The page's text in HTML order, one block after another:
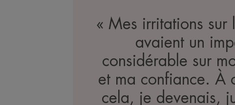
« Mes irritations sur
avaient un
considérable sur
et ma confiance. À
cela, je devenais,